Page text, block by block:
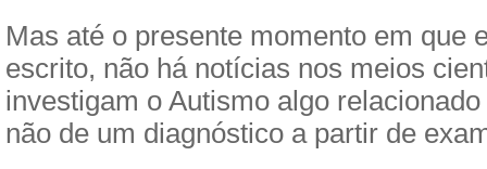
Mas até o presente momento em que
escrito, não há notícias nos meios
investigam o Autismo algo
não de um diagnóstico a partir de